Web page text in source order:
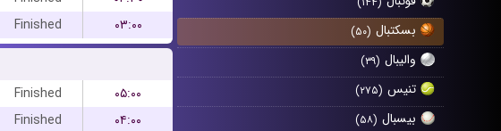
بسکتبال (۵۰)
والیبال (۳۹)
تنیس (۲۷۵)
بیسبال (۵۸)
Finished
۰۳:۰۰
Finished
۰۵:۰۰
Finished
۰۴:۰۰